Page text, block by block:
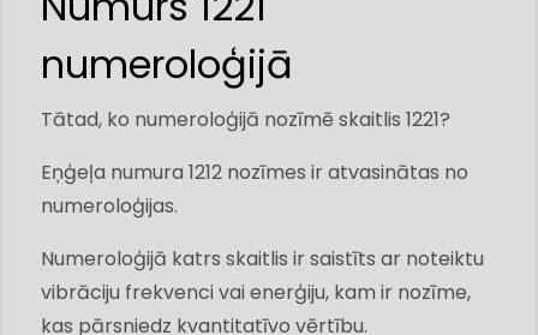
numeroloģijā
Tātad, ko numeroloģijā nozīmē skaitlis 1221?
Eņģeļa numura 1212 nozīmes ir atvasinātas no
numeroloģijas.
Numeroloģijā katrs skaitlis ir saistīts ar noteiktu
vibrāciju frekvenci vai enerģiju, kam ir nozīme,
kas pārsniedz kvantitatīvo vērtību.